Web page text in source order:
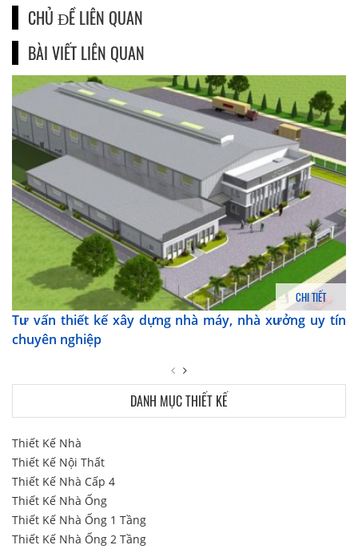
CHỦ ĐỀ LIÊN QUAN
BÀI VIẾT LIÊN QUAN
CHI TIẾT
Tư vấn thiết kế xây dựng nhà máy, nhà xưởng uy tín
chuyên nghiệp
DANH MỤC THIẾT KẾ
Thiết Kế Nhà
Thiết Kế Nội Thất
Thiết Kế Nhà Cấp 4
Thiết Kế Nhà Ống
Thiết Kế Nhà Ống 1 Tầng
Thiết Kế Nhà Ống 2 Tầng